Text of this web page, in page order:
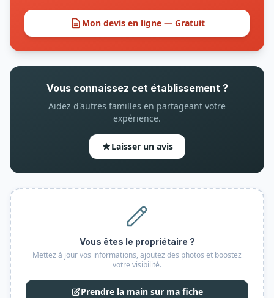
Mon devis en ligne — Gratuit
Vous connaissez cet établissement ?
Aidez d'autres familles en partageant votre
expérience.
Laisser un avis
Vous êtes le propriétaire ?
Mettez à jour vos informations, ajoutez des photos et boostez
votre visibilité.
Prendre la main sur ma fiche